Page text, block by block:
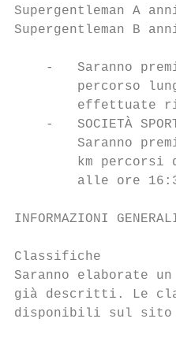
Supergentleman A
Supergentleman B
-   Saranno
percorso
effettuate
-   SOCIETÀ
Saranno
km percorsi
alle ore
INFORMAZIONI
Classifiche
Saranno elaborate
già descritti. Le
disponibili sul sito